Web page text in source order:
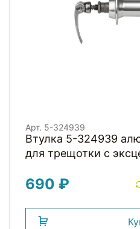
Арт. 5-324939
Втулка 5-324939
для трещотки с
690 ₽